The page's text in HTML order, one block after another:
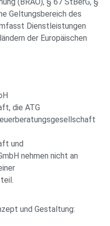
Geltungsbereich des
Dienstleistungen
der Europäischen
die ATG
und
nehmen nicht an
und Gestaltung: